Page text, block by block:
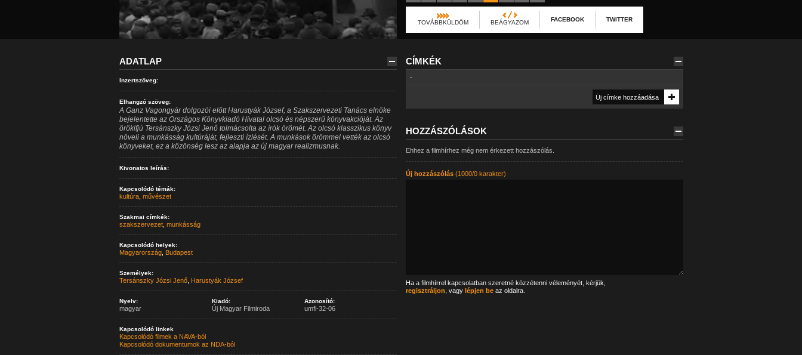
TOVÁBBKÜLDÖM BEÁGYAZOM FACEBOOK TWITTER
ADATLAP
Inzertszöveg:
Elhangzó szöveg:
A Ganz Vagongyár dolgozói előtt Harustyák József, a Szakszervezeti Tanács elnöke
bejelentette az Országos Könyvkiadó Hivatal olcsó és népszerű könyvakcióját. Az
örökifjú Tersánszky Józsi Jenő tolmácsolta az írók örömét. Az olcsó klasszikus könyv
növeli a munkásság kultúráját, fejleszti ízlését. A munkások örömmel vették az olcsó
könyveket, ez a közönség lesz az alapja az új magyar realizmusnak.
Kivonatos leírás:
Kapcsolódó témák:
kultúra, művészet
Szakmai címkék:
szakszervezet, munkásság
Kapcsolódó helyek:
Magyarország, Budapest
Személyek:
Tersánszky Józsi Jenő, Harustyák József
Nyelv:
magyar
Kiadó:
Új Magyar Filmiroda
Azonosító:
umfi-32-06
Kapcsolódó linkek
Kapcsolódó filmek a NAVA-ból
Kapcsolódó dokumentumok az NDA-ból
CÍMKÉK
-
HOZZÁSZÓLÁSOK
Ehhez a filmhírhez még nem érkezett hozzászólás.
Új hozzászólás(1000/0 karakter)
Ha a filmhírrel kapcsolatban szeretné közzétenni véleményét, kérjük,
regisztráljon , vagy lépjen beaz oldalra.